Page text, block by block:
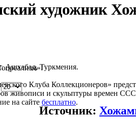
художник
Ашхабад, Туркмения.
Источник:
Клуба Коллекционеров»
живописи и скульптуры времен
на сайте бесплатно.